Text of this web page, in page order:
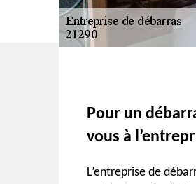
Pour un
vous à
L’entreprise de